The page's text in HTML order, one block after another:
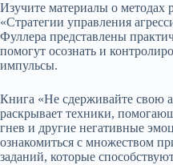
Изучите материалы о методах
«Стратегии управления
Фуллера представлены
помогут осознать и
импульсы.
Книга «Не сдерживайте свою
раскрывает техники,
гнев и другие негативные
ознакомиться с множеством
заданий, которые